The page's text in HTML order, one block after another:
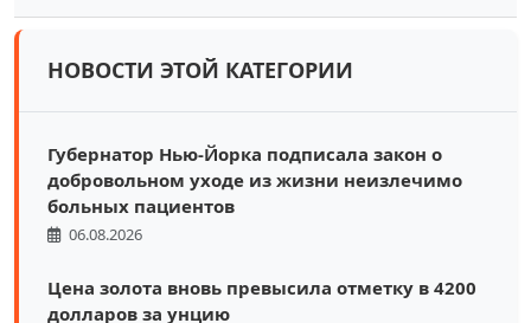
НОВОСТИ ЭТОЙ КАТЕГОРИИ
Губернатор Нью-Йорка подписала закон о
добровольном уходе из жизни неизлечимо
больных пациентов
06.08.2026
Цена золота вновь превысила отметку в 4200
долларов за унцию